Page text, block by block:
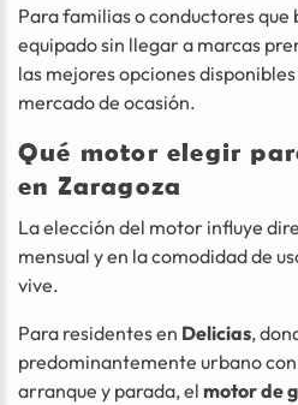
Para familias o conductores que
equipado sin llegar a marcas
las mejores opciones
mercado de ocasión.
Qué motor elegir
en Zaragoza
La elección del motor influye
mensual y en la comodidad de
vive.
Para residentes en Delicias,
predominantemente urbano
arranque y parada, el motor de